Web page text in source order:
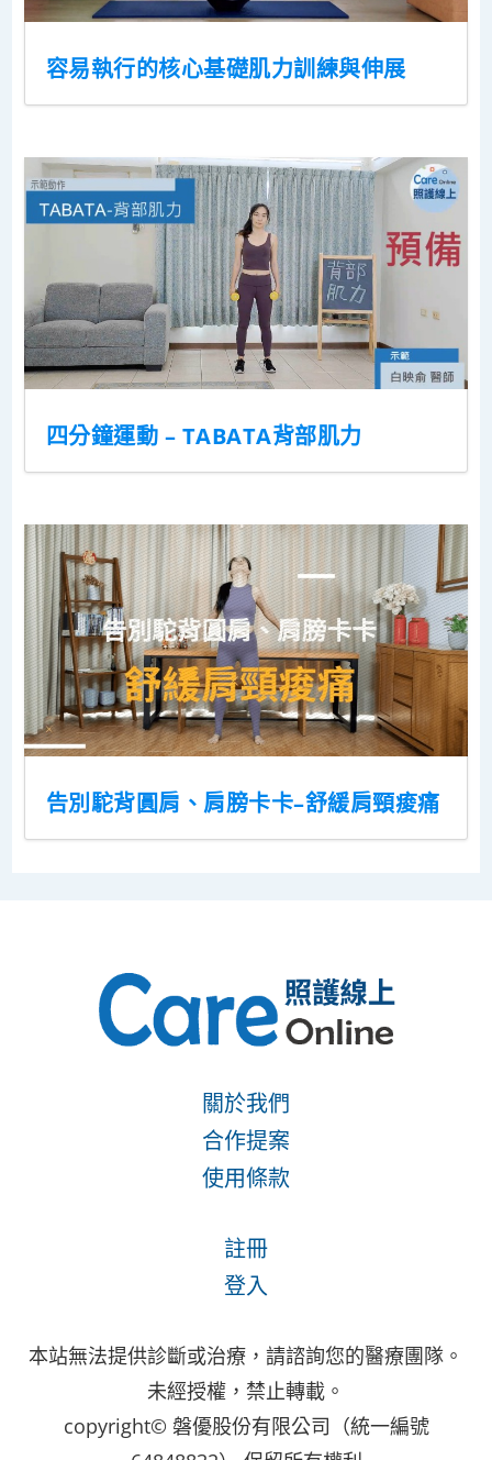
容易執行的核心基礎肌力訓練與伸展
四分鐘運動 – TABATA背部肌力
告別駝背圓肩、肩膀卡卡–舒緩肩頸痠痛
關於我們
合作提案
使用條款
註冊
登入
本站無法提供診斷或治療，請諮詢您的醫療團隊。
未經授權，禁止轉載。
copyright© 磐優股份有限公司（統一編號